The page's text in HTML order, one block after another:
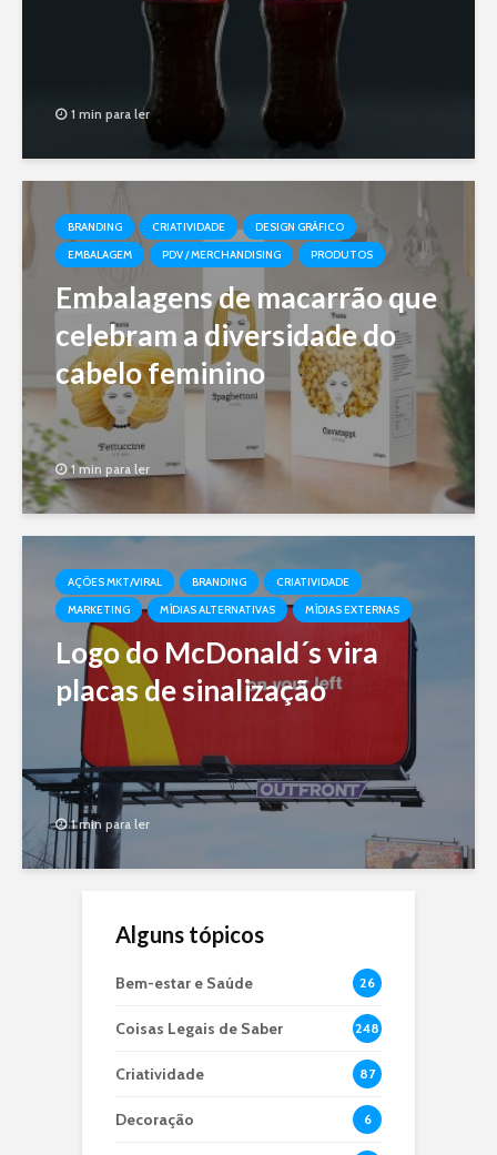
1 min para ler
BRANDING CRIATIVIDADE
DESIGN GRÁFICO
EMBALAGEM
PDV / MERCHANDISING PRODUTOS
Embalagens de macarrão que
celebram a diversidade do
cabelo feminino
1 min para ler
AÇÕES MKT/VIRAL BRANDING
CRIATIVIDADE
MARKETING
MÍDIAS ALTERNATIVAS MÍDIAS EXTERNAS
Logo do McDonald´s vira
placas de sinalização
1 min para ler
Alguns tópicos
Bem-estar e Saúde 26
Coisas Legais de Saber 248
Criatividade 87
Decoração 6